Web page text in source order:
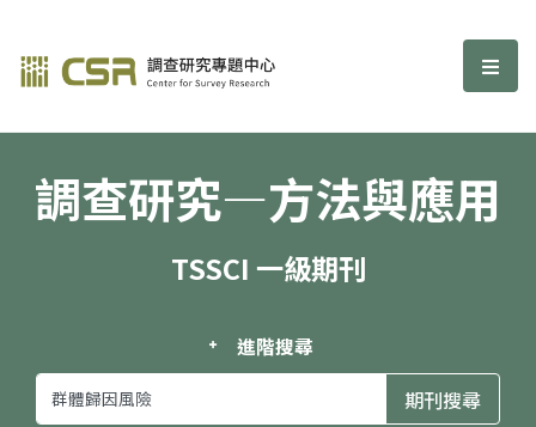
調查研究—方法與應用期刊 選
調查研究—方法與應用
TSSCI 一級期刊
進階搜尋